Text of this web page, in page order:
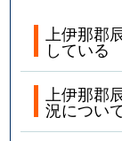
上伊那郡
している
上伊那郡
況につい